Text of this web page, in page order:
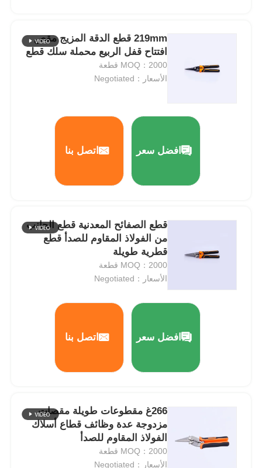
كماشة الأنف الطويل
أدوات قطع الجانب
كماشة القطع الطرفية
محرك إزالة الألياف البصرية
219mm قطع الدقة المزيج مقص
افتتاح قفل الربيع محملة سلك قطع
MOQ：2000 قطعة
الأسعار：Negotiated
افضل سعر اتصل بنا
قطع الصفائح المعدنية قطع الجانب
من الفولاذ المقاوم للصدأ قطع
قطرية طويلة
MOQ：2000 قطعة
الأسعار：Negotiated
افضل سعر اتصل بنا
266غ مقطوعات طويلة مقصات
مزدوجة عدة وظائف قطاع أسلاك
الفولاذ المقاوم للصدأ
MOQ：2000 قطعة
الأسعار：Negotiated